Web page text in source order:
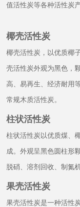
值活性炭等各种活性炭
椰壳活性炭
椰壳活性炭，以优质椰
壳活性炭外观为黑色，
高、易再生、经济耐用
常规木质活性炭。
柱状活性炭
柱状活性炭以优质煤、
成。外观呈黑色圆柱形
脱硝、溶剂回收、制氮
果壳活性炭
果壳活性炭是一种活性